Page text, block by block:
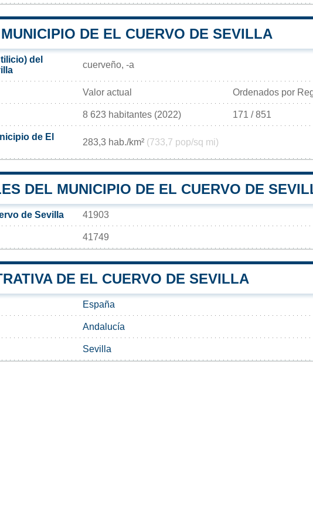
DE EL CUERVO DE SEVILLA
del
cuerveño, -a
Valor actual Ordenados por
8 623 habitantes (2022) 171 / 851
de El
283,3 hab./km² (733,7 pop/sq mi)
DEL MUNICIPIO DE EL CUERVO DE
de Sevilla 41903
41749
DE EL CUERVO DE SEVILLA
España
Andalucía
Sevilla